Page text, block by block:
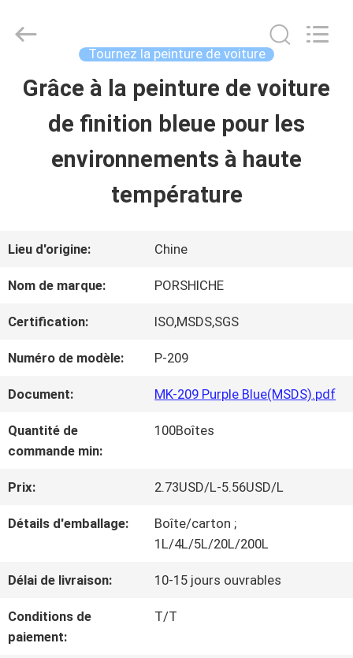
APERÇU
PRODUITS
PROPOS
NOUS
VISITE
CONTRÔLE
QUALITÉ
Meklon
Tournez la peinture de voiture
Grâce à la peinture de voiture
de finition bleue pour les
environnements à haute
température
Lieu d'origine: Chine
Nom de marque: PORSHICHE
Certification: ISO,MSDS,SGS
Numéro de modèle: P-209
Document: MK-209 Purple Blue(MSDS).pdf
Quantité de
commande min:
100Boîtes
Prix: 2.73USD/L-5.56USD/L
Détails d'emballage:
Boîte/carton ;
1L/4L/5L/20L/200L
Délai de livraison: 10-15 jours ouvrables
Conditions de
paiement:
T/T